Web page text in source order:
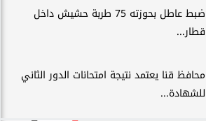
ضبط عاطل بحوزته 75 طربة حشيش داخل
قطار...
محافظ قنا يعتمد نتيجة امتحانات الدور الثاني
للشهادة...